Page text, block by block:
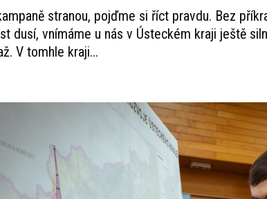
stranou, pojďme si říct pravdu. Bez
dusí, vnímáme u nás v Ústeckém kraji ještě
V tomhle kraji...